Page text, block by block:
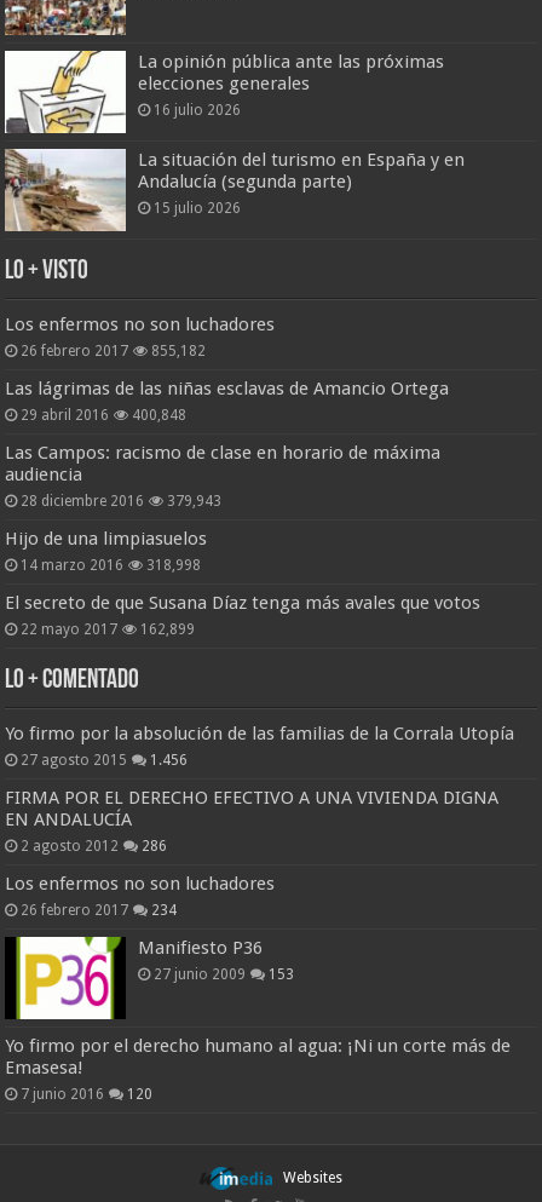
La opinión pública ante las próximas
elecciones generales
16 julio 2026
La situación del turismo en España y en
Andalucía (segunda parte)
15 julio 2026
Lo + Visto
Los enfermos no son luchadores
26 febrero 2017 855,182
Las lágrimas de las niñas esclavas de Amancio Ortega
29 abril 2016 400,848
Las Campos: racismo de clase en horario de máxima
audiencia
28 diciembre 2016 379,943
Hijo de una limpiasuelos
14 marzo 2016 318,998
El secreto de que Susana Díaz tenga más avales que votos
22 mayo 2017 162,899
Lo + Comentado
Yo firmo por la absolución de las familias de la Corrala Utopía
27 agosto 2015 1.456
FIRMA POR EL DERECHO EFECTIVO A UNA VIVIENDA DIGNA
EN ANDALUCÍA
2 agosto 2012 286
Los enfermos no son luchadores
26 febrero 2017 234
Manifiesto P36
27 junio 2009 153
Yo firmo por el derecho humano al agua: ¡Ni un corte más de
Emasesa!
7 junio 2016 120
Websites